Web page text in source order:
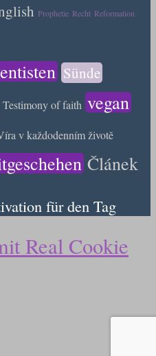
Prophetie Recht Reformation
Sünde
Testimony of faith vegan
v každodenním životě
Článek
für den Tag
Real Cookie